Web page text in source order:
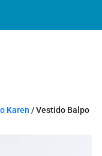
Karen / Vestido Balpo